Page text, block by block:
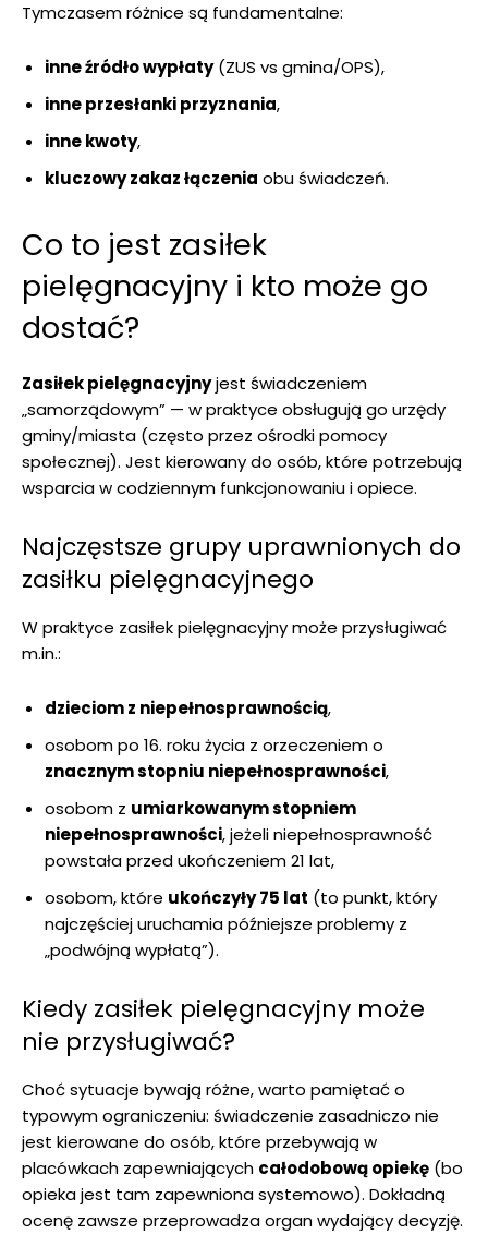
Tymczasem różnice są fundamentalne:
inne źródło wypłaty(ZUS vs gmina/OPS),
inne przesłanki przyznania,
inne kwoty,
kluczowy zakaz łączenia obu świadczeń.
Co to jest zasiłek
pielęgnacyjny i kto może go
dostać?
Zasiłek pielęgnacyjnyjest świadczeniem
„samorządowym” — w praktyce obsługują go urzędy
gminy/miasta (często przez ośrodki pomocy
społecznej). Jest kierowany do osób, które potrzebują
wsparcia w codziennym funkcjonowaniu i opiece.
Najczęstsze grupy uprawnionych do
zasiłku pielęgnacyjnego
W praktyce zasiłek pielęgnacyjny może przysługiwać
m.in.:
dzieciom z niepełnosprawnością,
osobom po 16. roku życia z orzeczeniem o
znacznym stopniu niepełnosprawności,
osobom z umiarkowanym stopniem
niepełnosprawności, jeżeli niepełnosprawność
powstała przed ukończeniem 21 lat,
osobom, które ukończyły 75 lat (to punkt, który
najczęściej uruchamia późniejsze problemy z
„podwójną wypłatą”).
Kiedy zasiłek pielęgnacyjny może
nie przysługiwać?
Choć sytuacje bywają różne, warto pamiętać o
typowym ograniczeniu: świadczenie zasadniczo nie
jest kierowane do osób, które przebywają w
placówkach zapewniających całodobową opiekę (bo
opieka jest tam zapewniona systemowo). Dokładną
ocenę zawsze przeprowadza organ wydający decyzję.